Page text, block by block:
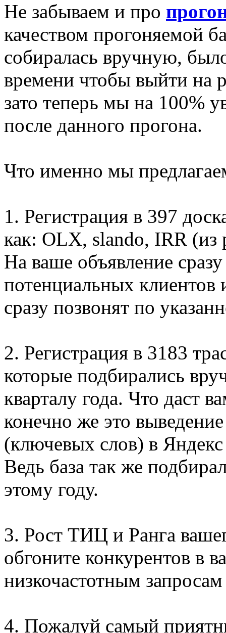
Не забываем и про
качеством прогоняемой
собиралась вручную,
времени чтобы выйти на
зато теперь мы на 100%
после данного прогона.
Что именно мы
1. Регистрация в 397
как: OLX, slando, IRR (из
На ваше объявление
потенциальных клиентов
сразу позвонят по
2. Регистрация в 3183
которые подбирались
кварталу года. Что даст
конечно же это
(ключевых слов) в
Ведь база так же
этому году.
3. Рост ТИЦ и Ранга
обгоните конкурентов в
низкочастотным
4. Пожалуй самый